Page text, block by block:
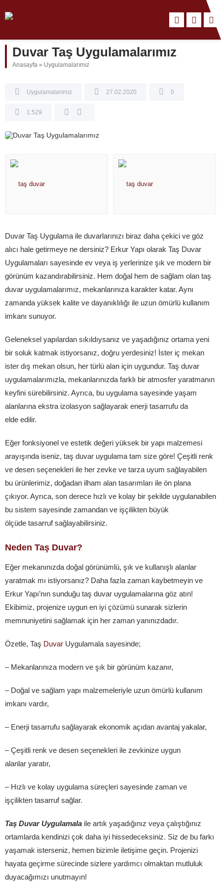
Duvar Taş Uygulamalarımız
Anasayfa » Uygulamalarımız
Uygulamalarımız 27.02.2020 0
1.529
Duvar Taş Uygulama ile duvarlarınızı biraz daha çekici ve göz
alıcı hale getirmeye ne dersiniz? Erkur Yapı olarak Taş Duvar
Uygulamaları sayesinde ev veya iş yerlerinize şık ve modern bir
görünüm kazandırabilirsiniz. Hem doğal hem de sağlam olan taş
duvar uygulamalarımız, mekanlarınıza karakter katar. Aynı
zamanda yüksek kalite ve dayanıklılığı ile uzun ömürlü kullanım
imkanı sunuyor.
Geleneksel yapılardan sıkıldıysanız ve yaşadığınız ortama yeni
bir soluk katmak istiyorsanız, doğru yerdesiniz! İster iç mekan
ister dış mekan olsun, her türlü alan için uygundur. Taş duvar
uygulamalarımızla, mekanlarınızda farklı bir atmosfer yaratmanın
keyfini sürebilirsiniz. Ayrıca, bu uygulama sayesinde yaşam
alanlarına ekstra izolasyon sağlayarak enerji tasarrufu da
elde edilir.
Eğer fonksiyonel ve estetik değeri yüksek bir yapı malzemesi
arayışında iseniz, taş duvar uygulama tam size göre! Çeşitli renk
ve desen seçenekleri ile her zevke ve tarza uyum sağlayabilen
bu ürünlerimiz, doğadan ilham alan tasarımları ile ön plana
çıkıyor. Ayrıca, son derece hızlı ve kolay bir şekilde uygulanabilen
bu sistem sayesinde zamandan ve işçilikten büyük
ölçüde tasarruf sağlayabilirsiniz.
Neden Taş Duvar?
Eğer mekanınızda doğal görünümlü, şık ve kullanışlı alanlar
yaratmak mı istiyorsanız? Daha fazla zaman kaybetmeyin ve
Erkur Yapı’nın sunduğu taş duvar uygulamalarına göz atın!
Ekibimiz, projenize uygun en iyi çözümü sunarak sizlerin
memnuniyetini sağlamak için her zaman yanınızdadır.
Özetle, Taş Duvar Uygulamala sayesinde;
– Mekanlarınıza modern ve şık bir görünüm kazanır,
– Doğal ve sağlam yapı malzemeleriyle uzun ömürlü kullanım
imkanı vardır,
– Enerji tasarrufu sağlayarak ekonomik açıdan avantaj yakalar,
– Çeşitli renk ve desen seçenekleri ile zevkinize uygun
alanlar yaratır,
– Hızlı ve kolay uygulama süreçleri sayesinde zaman ve
işçilikten tasarruf sağlar.
Taş Duvar Uygulamala ile artık yaşadığınız veya çalıştığınız
ortamlarda kendinizi çok daha iyi hissedeceksiniz. Siz de bu farkı
yaşamak isterseniz, hemen bizimle iletişime geçin. Projenizi
hayata geçirme sürecinde sizlere yardımcı olmaktan mutluluk
duyacağımızı unutmayın!